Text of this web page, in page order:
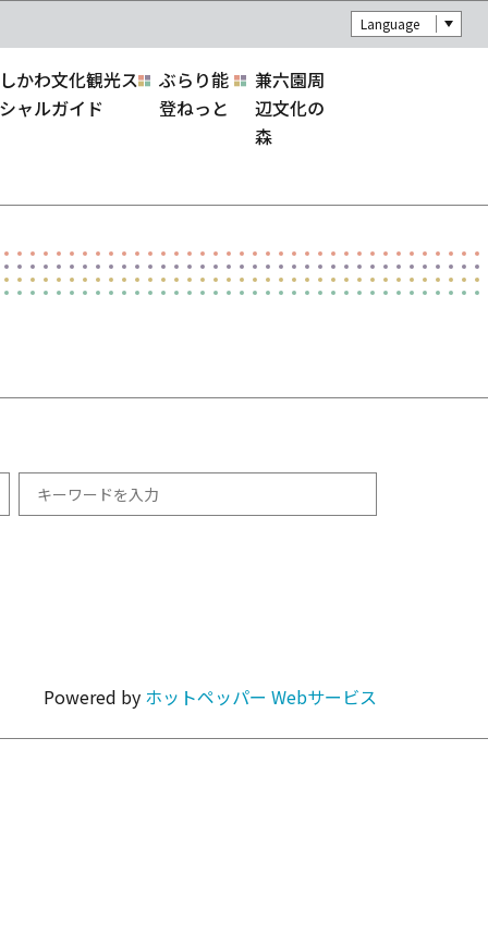
Language
かわ文化観光ス
ャルガイド
ぶらり能
登ねっと
兼六園周
辺文化の
森
カラオケ・パーティ
Powered by ホットペッパー Webサービス